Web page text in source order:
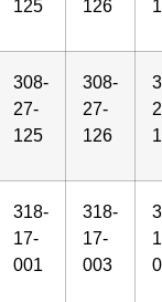
125 126
308-
27-
125
308-
27-
126
318-
17-
001
318-
17-
003